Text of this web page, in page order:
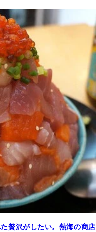
贅沢がしたい。熱海の商店